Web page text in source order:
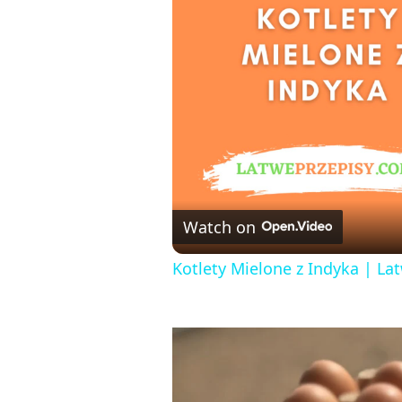
Watch on
Kotlety Mielone z Indyka |